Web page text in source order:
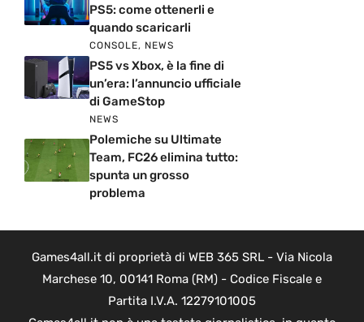
PS5: come ottenerli e
quando scaricarli
CONSOLE, NEWS
PS5 vs Xbox, è la fine di
un’era: l’annuncio ufficiale
di GameStop
NEWS
Polemiche su Ultimate
Team, FC26 elimina tutto:
spunta un grosso
problema
Games4all.it di proprietà di WEB 365 SRL - Via Nicola
Marchese 10, 00141 Roma (RM) - Codice Fiscale e
Partita I.V.A. 12279101005